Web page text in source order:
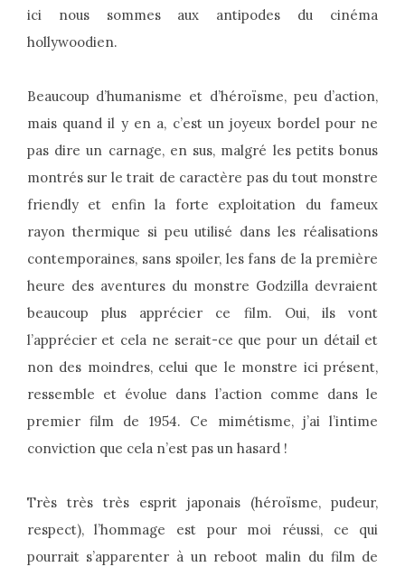
ici nous sommes aux antipodes du cinéma
hollywoodien.
Beaucoup d’humanisme et d’héroïsme, peu d’action,
mais quand il y en a, c’est un joyeux bordel pour ne
pas dire un carnage, en sus, malgré les petits bonus
montrés sur le trait de caractère pas du tout monstre
friendly et enfin la forte exploitation du fameux
rayon thermique si peu utilisé dans les réalisations
contemporaines, sans spoiler, les fans de la première
heure des aventures du monstre Godzilla devraient
beaucoup plus apprécier ce film. Oui, ils vont
l’apprécier et cela ne serait-ce que pour un détail et
non des moindres, celui que le monstre ici présent,
ressemble et évolue dans l’action comme dans le
premier film de 1954. Ce mimétisme, j’ai l’intime
conviction que cela n’est pas un hasard !
Très très très esprit japonais (héroïsme, pudeur,
respect), l’hommage est pour moi réussi, ce qui
pourrait s’apparenter à un reboot malin du film de